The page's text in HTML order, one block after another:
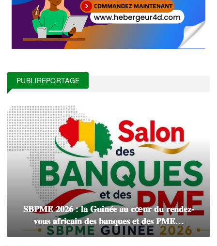
PUBLIREPORTAGE
𝐒𝐁𝐏𝐌𝐄 𝟐𝟎𝟐𝟔 : 𝐥𝐚 𝐆𝐮𝐢𝐧𝐞́𝐞 𝐚𝐮 𝐜œ𝐮𝐫 𝐝𝐮 𝐫𝐞𝐧𝐝𝐞𝐳-
𝐯𝐨𝐮𝐬 𝐚𝐟𝐫𝐢𝐜𝐚𝐢𝐧 𝐝𝐞𝐬 𝐛𝐚𝐧𝐪𝐮𝐞𝐬 𝐞𝐭 𝐝𝐞𝐬 𝐏𝐌𝐄…